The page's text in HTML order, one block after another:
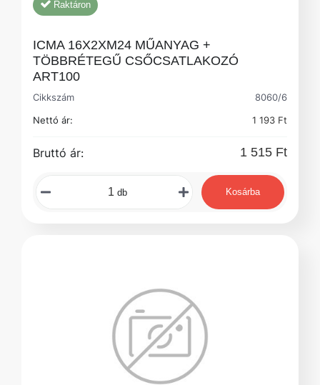
Raktáron
ICMA 16X2XM24 MŰANYAG +
TÖBBRÉTEGŰ CSŐCSATLAKOZÓ
ART100
Cikkszám
8060/6
Nettó ár:
1 193 Ft
Bruttó ár: 1 515 Ft
db Kosárba